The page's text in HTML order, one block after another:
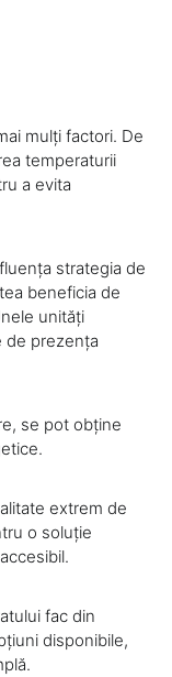
mulți factori. De
temperaturii
a evita
strategia de
beneficia de
unități
de prezența
se pot obține
extrem de
o soluție
fac din
disponibile,